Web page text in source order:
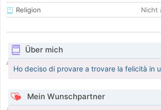
Religion
Nicht
Über mich
Ho deciso di provare a trovare la felicità in
Mein Wunschpartner